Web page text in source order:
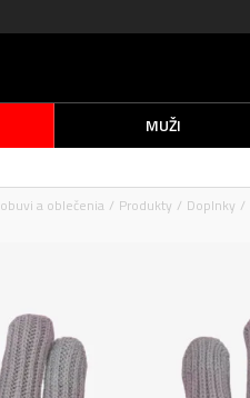
MUŽI
a oblečenia
Produkty Doplnky